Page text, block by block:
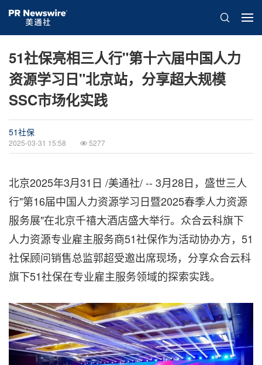
51社保亮相三人行"第十六届中国人力
资源学习日"北京站，分享超大规模
SSC市场化实践
51社保
2025-03-31 15:58 5277
北京2025年3月31日 /美通社/ -- 3月28日，盛世三人
行"第16届中国人力资源学习日暨2025春季人力资源
服务展"在北京千禧大酒店盛大举行。众合云科旗下
人力资源专业雇主服务商51社保作为活动协办方，51
社保顾问销售总监郭超受邀出席现场，分享众合云科
旗下51社保在专业雇主服务领域的探索实践。